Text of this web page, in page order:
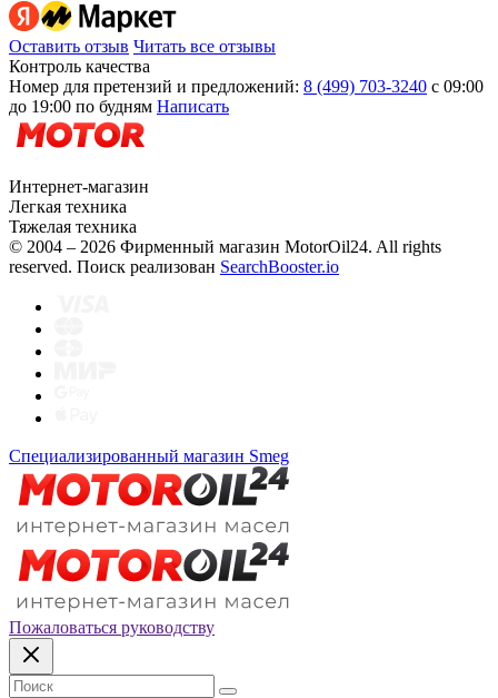
Оставить отзыв Читать все отзывы
Контроль качества
Номер для претензий и предложений: 8 (499) 703-3240 с 09:00
до 19:00 по будням Написать
Интернет-магазин
Легкая техника
Тяжелая техника
© 2004 – 2026 Фирменный магазин MotorOil24. All rights
reserved. Поиск реализован SearchBooster.io
Специализированный магазин Smeg
Пожаловаться руководству